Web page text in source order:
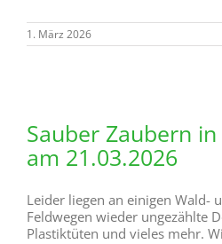
1. März 2026
Sauber Zaubern
am 21.03.2026
Leider liegen an einigen Wald-
Feldwegen wieder ungezählte
Plastiktüten und vieles mehr.